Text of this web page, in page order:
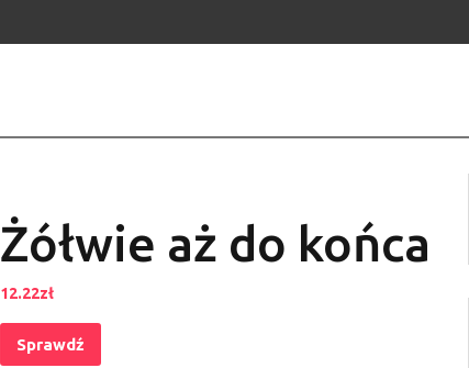
Żółwie aż do końca
12.22zł
Sprawdź